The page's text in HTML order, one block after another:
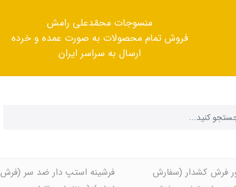
منسوجات محمّدعلی رامش
فروش تمام محصولات به صورت عمده و خرده
ارسال به سراسر ایران
فرش کشدار (سفارش
فرشینه استپ دار ضد سر (فرش